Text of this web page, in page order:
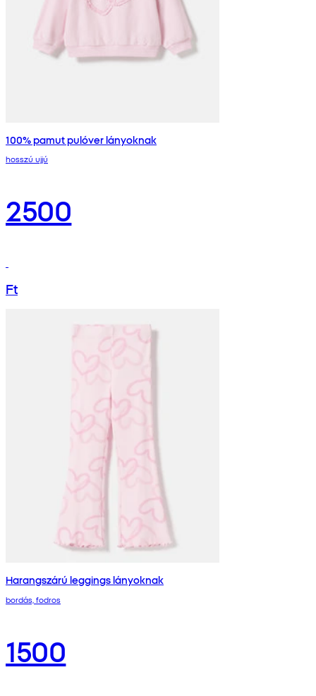
100% pamut pulóver lányoknak
hosszú ujjú
2500
Ft
Harangszárú leggings lányoknak
bordás, fodros
1500